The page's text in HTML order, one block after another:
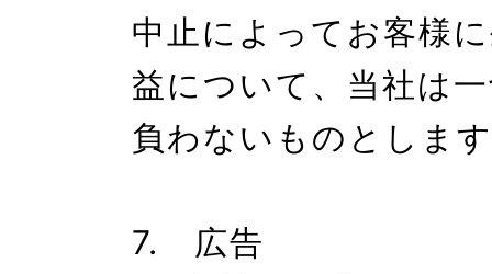
中止によってお客様
益について、当社は
負わないものとしま
7.　広告